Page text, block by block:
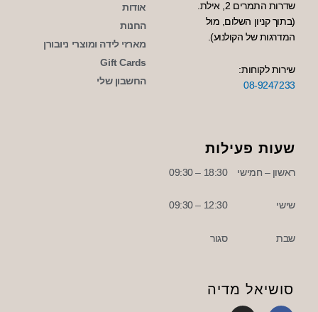
שדרות התמרים 2, אילת.
(בתוך קניון השלום, מול
המדרגות של הקולנוע).
שירות לקוחות:
08-9247233
אודות
החנות
מארזי לידה ומוצרי ניובורן
Gift Cards
החשבון שלי
שעות פעילות
ראשון – חמישי
שישי
שבת
18:30 – 09:30
12:30 – 09:30
סגור
סושיאל מדיה